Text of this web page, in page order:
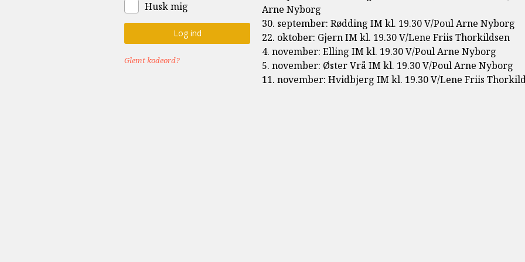
Arne Nyborg
30. september: Rødding IM kl. 19.30 V/Poul Arne Nyborg
22. oktober: Gjern IM kl. 19.30 V/Lene Friis Thorkildsen
4. november: Elling IM kl. 19.30 V/Poul Arne Nyborg
5. november: Øster Vrå IM kl. 19.30 V/Poul Arne Nyborg
11. november: Hvidbjerg IM kl. 19.30 V/Lene Friis
Husk mig
Glemt kodeord?